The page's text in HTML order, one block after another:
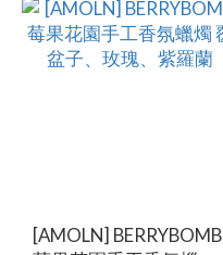
[AMOLN] BERRYBOMB